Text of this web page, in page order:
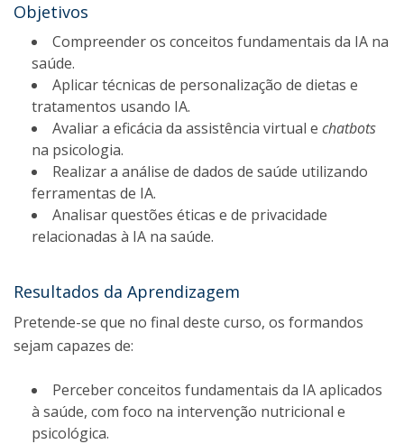
Objetivos
Compreender os conceitos fundamentais da IA na
saúde.
Aplicar técnicas de personalização de dietas e
tratamentos usando IA.
Avaliar a eficácia da assistência virtual e chatbots
na psicologia.
Realizar a análise de dados de saúde utilizando
ferramentas de IA.
Analisar questões éticas e de privacidade
relacionadas à IA na saúde.
Resultados da Aprendizagem
Pretende-se que no final deste curso, os formandos
sejam capazes de:
Perceber conceitos fundamentais da IA aplicados
à saúde, com foco na intervenção nutricional e
psicológica.